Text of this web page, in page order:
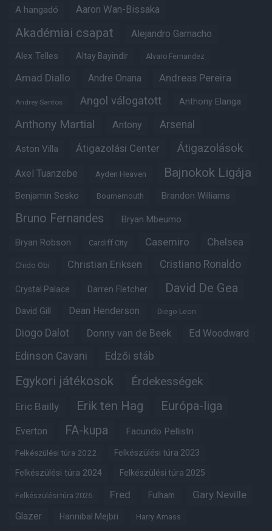
A hangadó Aaron Wan-Bissaka
Akadémiai csapat Alejandro Garnacho
Alex Telles Altay Bayindir Alvaro Fernandez
Amad Diallo Andre Onana Andreas Pereira
Andrey Santos Angol válogatott Anthony Elanga
Anthony Martial Antony Arsenal
Aston Villa Átigazolási Center Átigazolások
Axel Tuanzebe Ayden Heaven Bajnokok Ligája
Benjamin Sesko Bournemouth Brandon Williams
Bruno Fernandes Bryan Mbeumo
Bryan Robson Cardiff City Casemiro Chelsea
Chido Obi Christian Eriksen Cristiano Ronaldo
Crystal Palace Darren Fletcher David De Gea
David Gill Dean Henderson Diego Leon
Diogo Dalot Donny van de Beek Ed Woodward
Edinson Cavani Edzői stáb
Egykori játékosok Érdekességek
Eric Bailly Erik ten Hag Európa-liga
Everton FA-kupa Facundo Pellistri
Felkészülési túra 2022 Felkészülési túra 2023
Felkészülési túra 2024 Felkészülési túra 2025
Felkészülési túra 2026 Fred Fulham Gary Neville
Glazer Hannibal Mejbri Harry Amass